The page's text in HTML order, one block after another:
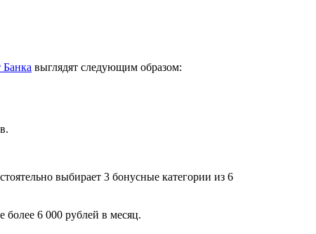
Банка выглядят следующим образом:
выбирает 3 бонусные категории из 6
6 000 рублей в месяц.